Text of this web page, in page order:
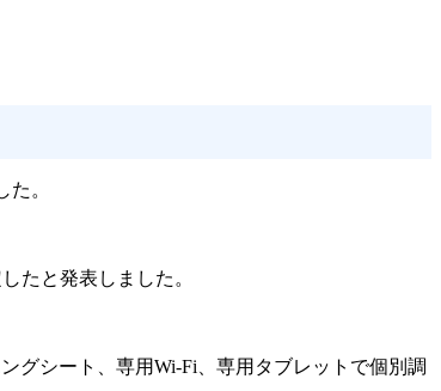
。
たと発表しました。
グシート、専用Wi-Fi、専用タブレットで個別調